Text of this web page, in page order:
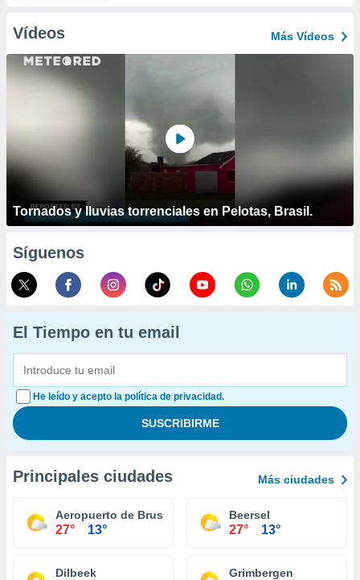
Vídeos Más Vídeos
Tornados y lluvias torrenciales en Pelotas, Brasil.
Síguenos
El Tiempo en tu email
He leído y acepto la política de privacidad.
Principales ciudades Más ciudades
Aeropuerto de Bruselas-National
27° 13°
Beersel
27° 13°
Dilbeek Grimbergen